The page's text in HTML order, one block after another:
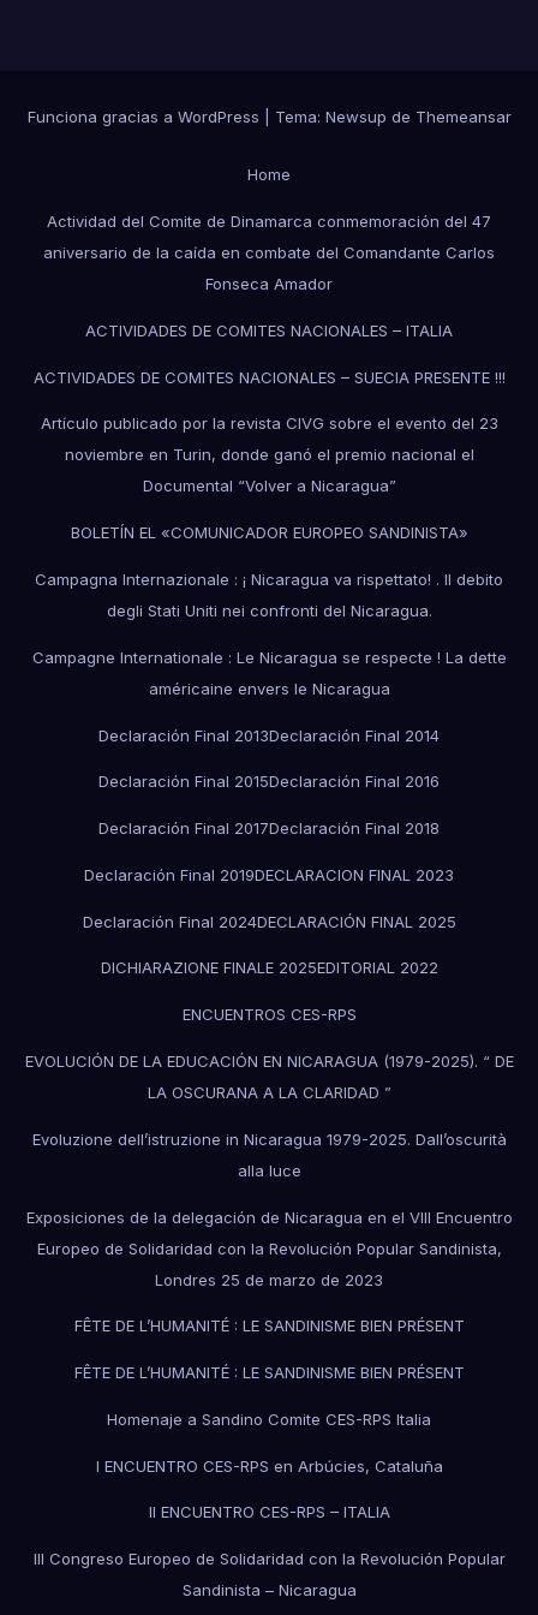
Funciona gracias a WordPress Tema: Newsup de Themeansar
Home
Actividad del Comite de Dinamarca conmemoración del 47
aniversario de la caída en combate del Comandante Carlos
Fonseca Amador
ACTIVIDADES DE COMITES NACIONALES – ITALIA
ACTIVIDADES DE COMITES NACIONALES – SUECIA PRESENTE !!!
Artículo publicado por la revista CIVG sobre el evento del 23
noviembre en Turin, donde ganó el premio nacional el
Documental “Volver a Nicaragua”
BOLETÍN EL «COMUNICADOR EUROPEO SANDINISTA»
Campagna Internazionale : ¡ Nicaragua va rispettato! . Il debito
degli Stati Uniti nei confronti del Nicaragua.
Campagne Internationale : Le Nicaragua se respecte ! La dette
américaine envers le Nicaragua
Declaración Final 2013Declaración Final 2014
Declaración Final 2015Declaración Final 2016
Declaración Final 2017Declaración Final 2018
Declaración Final 2019DECLARACION FINAL 2023
Declaración Final 2024DECLARACIÓN FINAL 2025
DICHIARAZIONE FINALE 2025EDITORIAL 2022
ENCUENTROS CES-RPS
EVOLUCIÓN DE LA EDUCACIÓN EN NICARAGUA (1979-2025). “ DE
LA OSCURANA A LA CLARIDAD ”
Evoluzione dell’istruzione in Nicaragua 1979-2025. Dall’oscurità
alla luce
Exposiciones de la delegación de Nicaragua en el VIII Encuentro
Europeo de Solidaridad con la Revolución Popular Sandinista,
Londres 25 de marzo de 2023
FÊTE DE L’HUMANITÉ : LE SANDINISME BIEN PRÉSENT
FÊTE DE L’HUMANITÉ : LE SANDINISME BIEN PRÉSENT
Homenaje a Sandino Comite CES-RPS Italia
I ENCUENTRO CES-RPS en Arbúcies, Cataluña
II ENCUENTRO CES-RPS – ITALIA
III Congreso Europeo de Solidaridad con la Revolución Popular
Sandinista – Nicaragua